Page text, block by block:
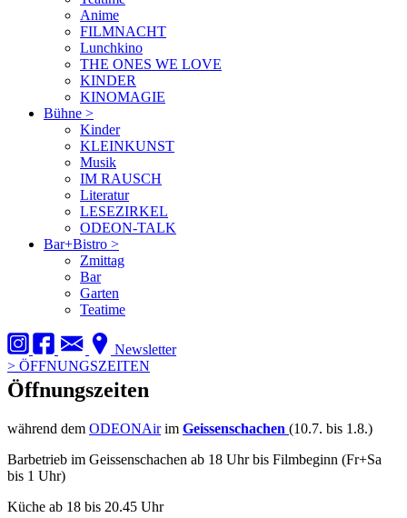
Anime
FILMNACHT
Lunchkino
THE ONES WE LOVE
KINDER
KINOMAGIE
Bühne >
Kinder
KLEINKUNST
Musik
IM RAUSCH
Literatur
LESEZIRKEL
ODEON-TALK
Bar+Bistro >
Zmittag
Bar
Garten
Teatime
Newsletter
> ÖFFNUNGSZEITEN
Öffnungszeiten
während dem ODEONAirim Geissenschachen (10.7. bis 1.8.)
Barbetrieb im Geissenschachen ab 18 Uhr bis Filmbeginn (Fr+Sa
bis 1 Uhr)
Küche ab 18 bis 20.45 Uhr